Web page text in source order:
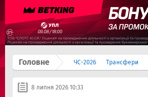
Головне ЧС-2026 Трансфери
8 липня 2026 10:33